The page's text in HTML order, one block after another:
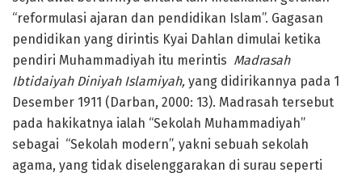
“reformulasi ajaran dan pendidikan Islam”. Gagasan
pendidikan yang dirintis Kyai Dahlan dimulai ketika
pendiri Muhammadiyah itu merintis Madrasah
Ibtidaiyah Diniyah Islamiyah, yang didirikannya pada 1
Desember 1911 (Darban, 2000: 13). Madrasah tersebut
pada hakikatnya ialah “Sekolah Muhammadiyah”
sebagai “Sekolah modern”, yakni sebuah sekolah
agama, yang tidak diselenggarakan di surau seperti